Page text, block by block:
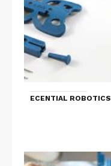
ECENTIAL ROBOTICS